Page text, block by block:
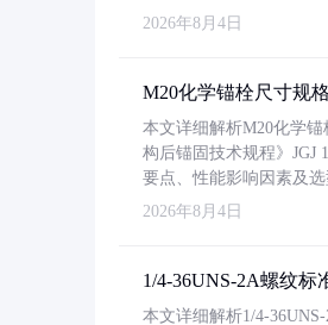
2026年8月4日
M20化学锚栓尺寸规
本文详细解析M20化学
构后锚固技术规程》JGJ
要点、性能影响因素及
2026年8月4日
1/4-36UNS-2A螺纹标
本文详细解析1/4-